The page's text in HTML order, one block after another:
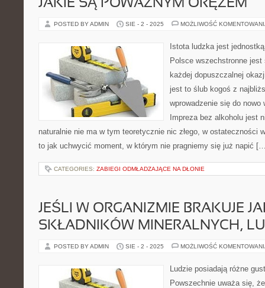
JAKIE SĄ POWAŻNYM ORĘŻEM
POSTED BY ADMIN SIE - 2 - 2025 MOŻLIWOŚĆ
Istota ludzka jest
Polsce wszechstronne
każdej dopuszczalnej
jest to ślub kogoś z
wprowadzenie się do
Impreza bez alkoholu jest
naturalnie nie ma w tym teoretycznie nic złego, w ostateczności
to jak uchwycić moment, w którym nie pragniemy się już napić
CATEGORIES: ZABIEGI ODMŁADZAJĄCE NA DŁONIE
JEŚLI W ORGANIZMIE BRAKUJE
SKŁADNIKÓW MINERALNYCH,
POSTED BY ADMIN SIE - 2 - 2025 MOŻLIWOŚĆ
Ludzie posiadają różne
Powszechnie uważa się,